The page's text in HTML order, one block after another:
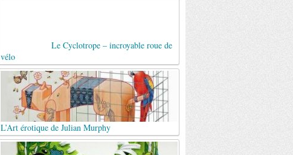
Le Cyclotrope – incroyable roue de
vélo
L’Art érotique de Julian Murphy